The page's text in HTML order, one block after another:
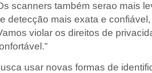
scanners também serao mais
detecção mais exata e
violar os direitos de
usar novas formas de